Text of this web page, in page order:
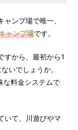
ンプ場で唯一、
ャンプ場です。
すから、最初から1
いでしょうか。
な料金システムで
いて、川遊びやマ